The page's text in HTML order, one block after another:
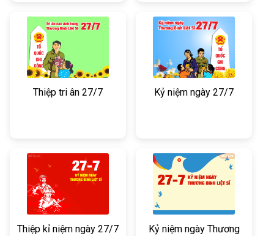
Thiệp tri ân 27/7 Kỷ niệm ngày 27/7
Thiệp kỉ niệm ngày 27/7 Kỷ niệm ngày Thương